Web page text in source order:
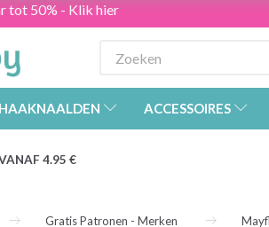
tot 50% - Klik hier
ACCESSOIRES
4.95 €
Gratis Patronen - Merken